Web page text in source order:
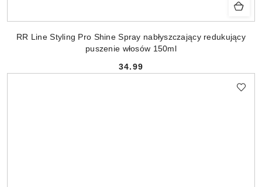
RR Line Styling Pro Shine Spray nabłyszczający redukujący
puszenie włosów 150ml
Cena:
34.99